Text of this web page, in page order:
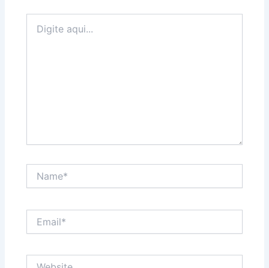
aqui...